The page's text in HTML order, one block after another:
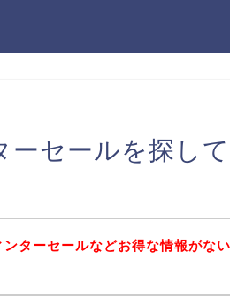
ーセールを探し
ンターセールなどお得な情報がな